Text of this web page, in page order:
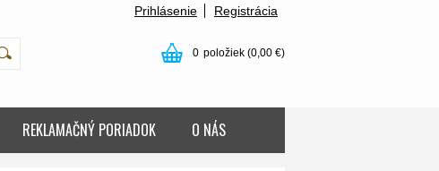
Prihlásenie Registrácia
0 položiek (0,00 €)
REKLAMAČNÝ PORIADOK O NÁS